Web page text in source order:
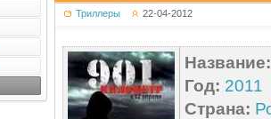
Триллеры 22-04-2012
Название:
Год: 2011
Страна: